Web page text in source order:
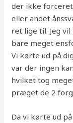
der ikke
eller andet
ret lige til. Jeg
bare meget
Vi kørte ud på
var der ingen
hvilket tog
præget de 2
Da vi kørte ud